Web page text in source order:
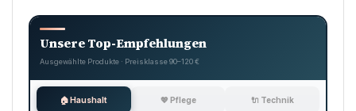
Unsere Top-Empfehlungen
Ausgewählte Produkte · Preisklasse 90–120 €
🏠 Haushalt 💖 Pflege 🔌 Technik